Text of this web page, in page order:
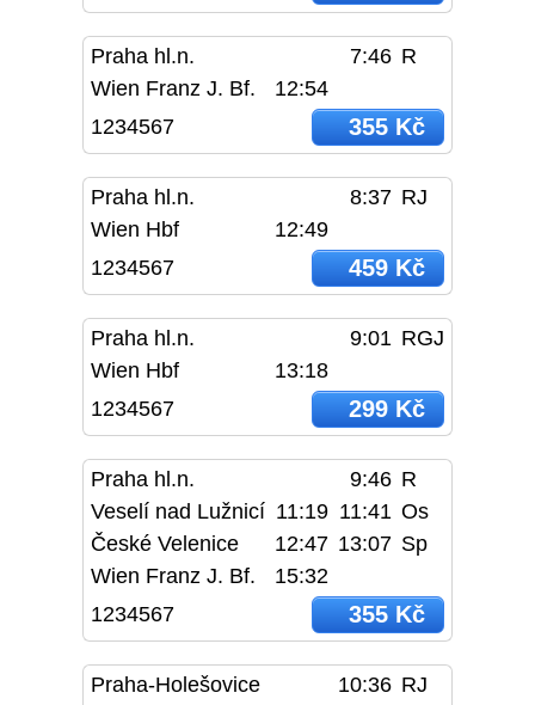
Praha hl.n. 7:46 R
Wien Franz J. Bf.
12:54
1234567
355 Kč
Praha hl.n. 8:37 RJ
Wien Hbf
12:49
1234567
459 Kč
Praha hl.n. 9:01 RGJ
Wien Hbf
13:18
1234567
299 Kč
Praha hl.n. 9:46 R
Veselí nad Lužnicí 11:19 11:41 Os
České Velenice
12:47 13:07 Sp
Wien Franz J. Bf.
15:32
1234567
355 Kč
Praha-Holešovice 10:36 RJ